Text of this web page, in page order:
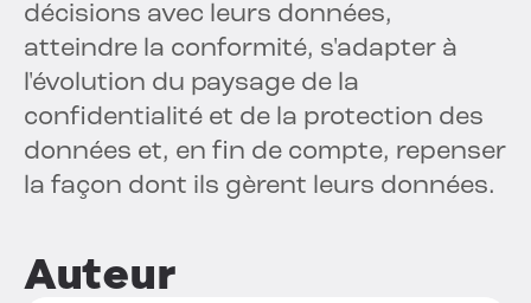
décisions avec leurs données,
atteindre la conformité, s'adapter à
l'évolution du paysage de la
confidentialité et de la protection des
données et, en fin de compte, repenser
la façon dont ils gèrent leurs données.
Auteur